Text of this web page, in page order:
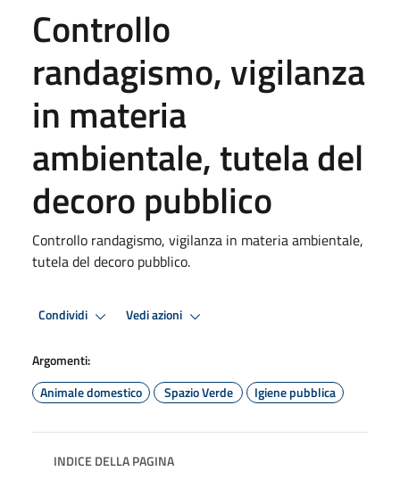
Controllo
randagismo, vigilanza
in materia
ambientale, tutela del
decoro pubblico
Controllo randagismo, vigilanza in materia ambientale,
tutela del decoro pubblico.
Condividi Vedi azioni
Argomenti:
Animale domestico
Spazio Verde Igiene pubblica
INDICE DELLA PAGINA